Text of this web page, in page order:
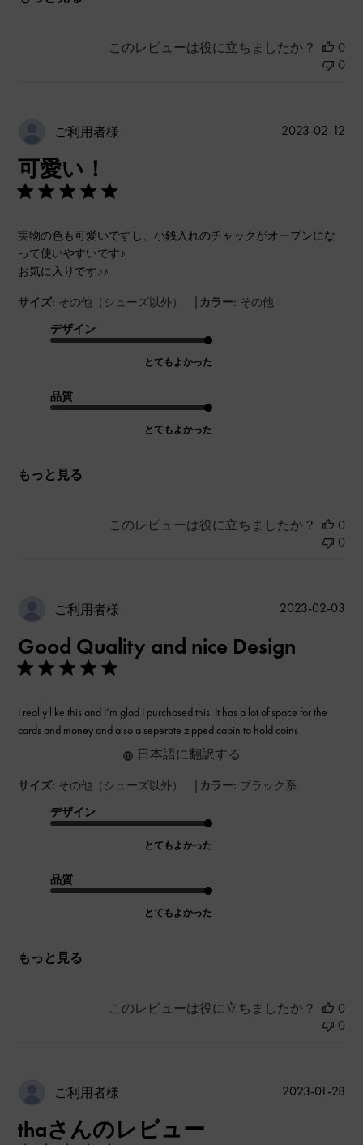
このレビューは役に立ちましたか？
0
0
ご利用者様
可愛い！
実物の色も可愛いですし、小銭入れのチャックがオープンにな
って使いやすいです♪
お気に入りです♪♪
サイズ: その他（シューズ以外） | カラー: その他
デザイン
とてもよかった
品質
とてもよかった
もっと見る
公
2023-02-12
このレビューは役に立ちましたか？
0
0
ご利用者様
Good Quality and nice Design
I really like this and I’m glad I purchased this. It has a lot of space for the
cards and money and also a seperate zipped cabin to hold coins
サイズ: その他（シューズ以外） | カラー: ブラック系
デザイン
とてもよかった
品質
とてもよかった
もっと見る
日本語に翻訳する
公
2023-02-03
このレビューは役に立ちましたか？
0
0
ご利用者様
thaさんのレビュー
公
2023-01-28